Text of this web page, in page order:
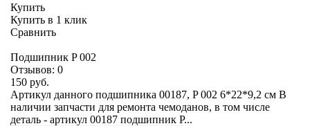
Купить
Купить в 1 клик
Сравнить
Подшипник P 002
Отзывов: 0
150 руб.
Артикул данного подшипника 00187, P 002 6*22*9,2 см В
наличии запчасти для ремонта чемоданов, в том числе
деталь - артикул 00187 подшипник P...